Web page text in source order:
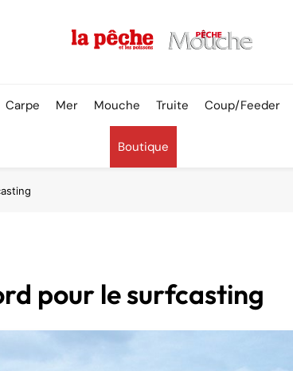
Carpe Mer Mouche Truite Coup/Feeder
Boutique
pour le surfcasting